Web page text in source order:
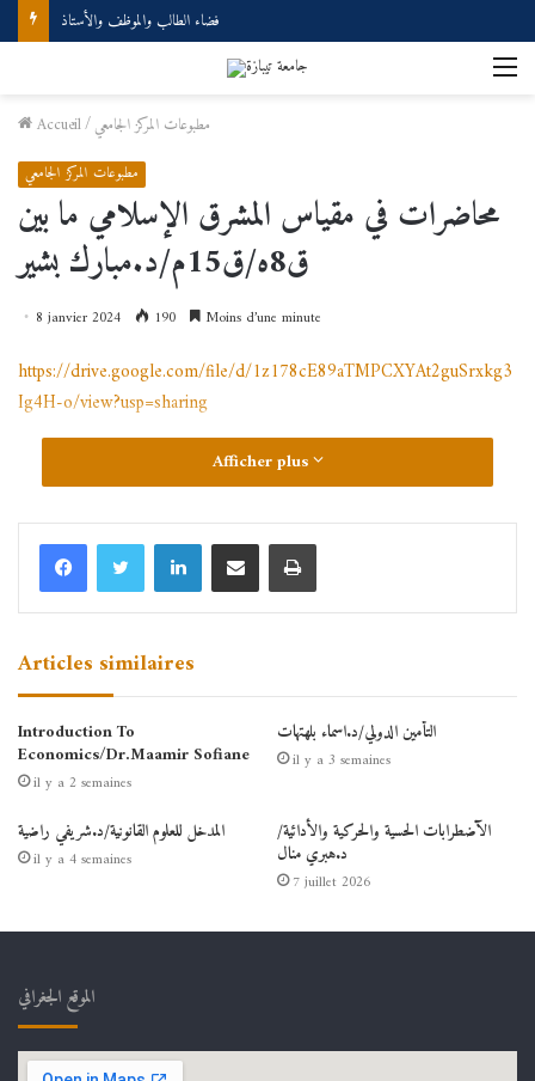
فضاء الطالب والموظف والأستاذ
Accueil/مطبوعات المركز الجامعي
مطبوعات المركز الجامعي
محاضرات في مقياس المشرق الإسلامي ما بين
ق8ه/ق15م/د.مبارك بشير
8 janvier 2024 190 Moins d’une minute
https://drive.google.com/file/d/1z178cE89aTMPCXYAt2guSrxkg3
Ig4H-o/view?usp=sharing
Afficher plus
Linkedin Partager par email Imprimer
Articles similaires
Introduction To
Economics/Dr.Maamir Sofiane
il y a 2 semaines
التأمين الدولي/د.اسماء بلهتهات
il y a 3 semaines
المدخل للعلوم القانونية/د.شريفي راضية
il y a 4 semaines
الآضطرابات الحسية والحركية والأدائية/
د.هبري منال
7 juillet 2026
الموقع الجغرافي